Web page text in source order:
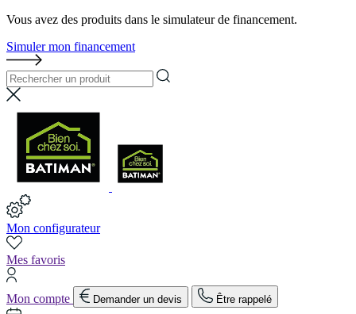
Vous avez des produits dans le simulateur de financement.
Simuler mon financement
Mon configurateur
Mes favoris
Mon compte Demander un devis Être rappelé